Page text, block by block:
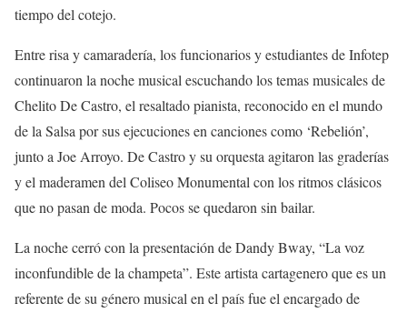
tiempo del cotejo.
Entre risa y camaradería, los funcionarios y estudiantes de Infotep
continuaron la noche musical escuchando los temas musicales de
Chelito De Castro, el resaltado pianista, reconocido en el mundo
de la Salsa por sus ejecuciones en canciones como ‘Rebelión’,
junto a Joe Arroyo. De Castro y su orquesta agitaron las graderías
y el maderamen del Coliseo Monumental con los ritmos clásicos
que no pasan de moda. Pocos se quedaron sin bailar.
La noche cerró con la presentación de Dandy Bway, “La voz
inconfundible de la champeta”. Este artista cartagenero que es un
referente de su género musical en el país fue el encargado de